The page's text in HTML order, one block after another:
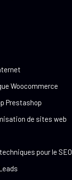
Woocommerce
Prestashop
de sites web
pour le SEO